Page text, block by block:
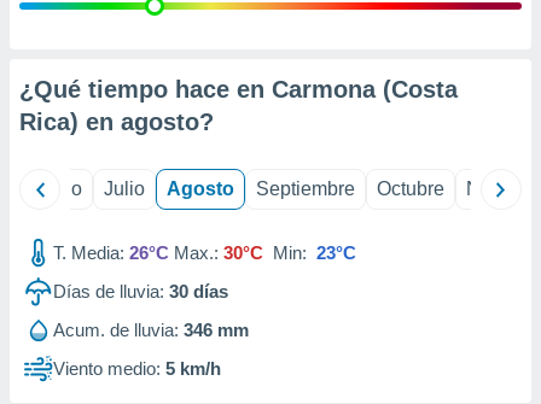
e
mediante
publicidad
de
1199
¿Qué tiempo hace en Carmona (Costa
Rica) en agosto?
Junio Julio Agosto Septiembre Octubre
T. Media: 26°C Max.: 30°C Min: 23°C
Días de lluvia: 30 días
Acum. de lluvia: 346 mm
Viento medio: 5 km/h